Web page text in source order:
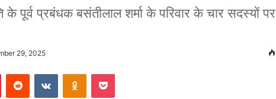
के पूर्व प्रबंधक बसंतीलाल शर्मा के परिवार के चार सदस्यों पर
29, 2025
PinterestReddit VKontakteOdnoklassniki
Pocket